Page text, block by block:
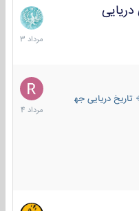
2
مرداد
1403
دریایی جهان
16
مرداد
1404